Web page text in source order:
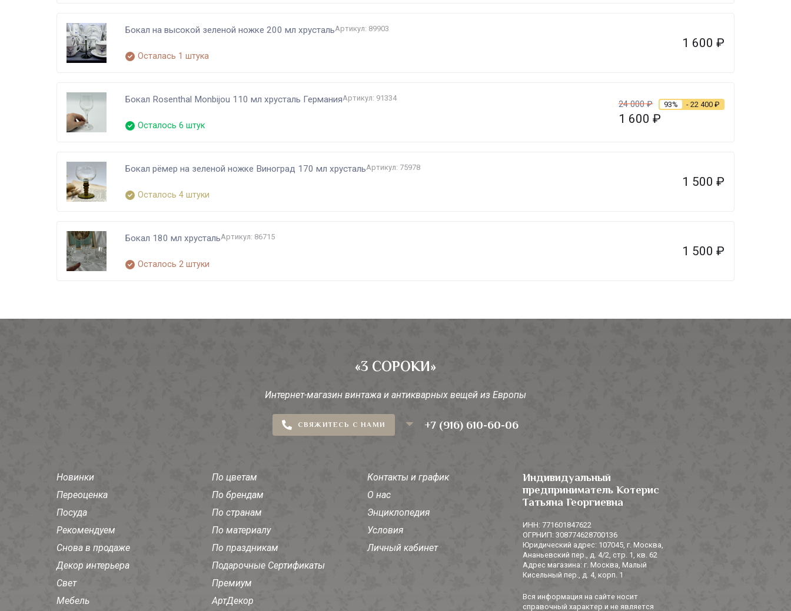
Бокал на высокой зеленой ножке 200 мл хрустальАртикул: 89903
Осталась 1 штука
1 600 ₽
Бокал Rosenthal Monbijou 110 мл хрусталь ГерманияАртикул: 91334
Осталось 6 штук
24 000₽ 93% - 22 400 ₽
1 600 ₽
Бокал рёмер на зеленой ножке Виноград 170 мл хрустальАртикул: 75978
Осталось 4 штуки
1 500 ₽
Бокал 180 мл хрустальАртикул: 86715
Осталось 2 штуки
1 500 ₽
«3 СОРОКИ»
Интернет-магазин винтажа и антикварных вещей из Европы
СВЯЖИТЕСЬ С НАМИ +7 (916) 610-60-06
Новинки
Переоценка
Посуда
Рекомендуем
Снова в продаже
Декор интерьера
Свет
Мебель
По цветам
По брендам
По странам
По материалу
По праздникам
Подарочные Сертификаты
Премиум
АртДекор
Контакты и график
О нас
Энциклопедия
Условия
Личный кабинет
Индивидуальный
предприниматель Котерис
Татьяна Георгиевна
ИНН: 771601847622
ОГРНИП: 308774628700136
Юридический адрес: 107045, г. Москва,
Ананьевский пер., д. 4/2, стр. 1, кв. 62
Адрес магазина: г. Москва, Малый
Кисельный пер., д. 4, корп. 1
Вся информация на сайте носит
справочный характер и не является